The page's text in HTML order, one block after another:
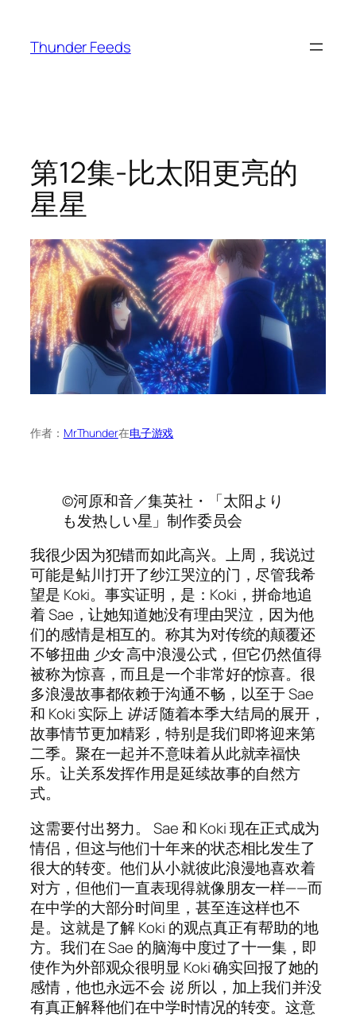
Thunder Feeds
第12集-比太阳更亮的
星星
作者： MrThunder在电子游戏
©河原和音／集英社・「太阳より
も发热しい星」制作委员会
我很少因为犯错而如此高兴。上周，我说过
可能是鲇川打开了纱江哭泣的门，尽管我希
望是 Koki。事实证明，是：Koki，拼命地追
着 Sae，让她知道她没有理由哭泣，因为他
们的感情是相互的。称其为对传统的颠覆还
不够扭曲 少女高中浪漫公式，但它仍然值得
被称为惊喜，而且是一个非常好的惊喜。很
多浪漫故事都依赖于沟通不畅，以至于 Sae
和 Koki 实际上 讲话随着本季大结局的展开，
故事情节更加精彩，特别是我们即将迎来第
二季。聚在一起并不意味着从此就幸福快
乐。让关系发挥作用是延续故事的自然方
式。
这需要付出努力。 Sae 和 Koki 现在正式成为
情侣，但这与他们十年来的状态相比发生了
很大的转变。他们从小就彼此浪漫地喜欢着
对方，但他们一直表现得就像朋友一样——而
在中学的大部分时间里，甚至连这样也不
是。这就是了解 Koki 的观点真正有帮助的地
方。我们在 Sae 的脑海中度过了十一集，即
使作为外部观众很明显 Koki 确实回报了她的
感情，他也永远不会 说所以，加上我们并没
有真正解释他们在中学时情况的转变。这意